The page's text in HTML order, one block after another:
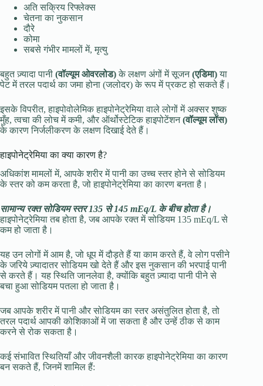
अति सक्रिय रिफ्लेक्स
चेतना का नुकसान
दौरे
कोमा
सबसे गंभीर मामलों में, मृत्यु
बहुत ज़्यादा पानी (वॉल्यूम ओवरलोड)के लक्षण अंगों में सूजन(एडिमा)या
पेट में तरल पदार्थ का जमा होना (जलोदर) के रूप में प्रकट हो सकते हैं।
इसके विपरीत, हाइपोवोलेमिक हाइपोनेट्रेमिया वाले लोगों में अक्सर शुष्क
मुँह, त्वचा की लोच में कमी, और ऑर्थोस्टेटिक हाइपोटेंशन(वॉल्यूम लॉस)
के कारण निर्जलीकरण के लक्षण दिखाई देते हैं।
हाइपोनेट्रेमिया का क्या कारण है?
अधिकांश मामलों में, आपके शरीर में पानी का उच्च स्तर होने से सोडियम
के स्तर को कम करता है, जो हाइपोनेट्रेमिया का कारण बनता है।
सामान्य रक्त सोडियम स्तर 135 से 145 mEq/L के बीच होता है।
हाइपोनेट्रेमिया तब होता है, जब आपके रक्त में सोडियम 135 mEq/L से
कम हो जाता है।
यह उन लोगों में आम है, जो धूप में दौड़ते हैं या काम करते हैं, वे लोग पसीने
के जरिये ज़्यादातर सोडियम खो देते हैं और इस नुकसान की भरपाई पानी
से करते हैं। यह स्थिति जानलेवा है, क्योंकि बहुत ज़्यादा पानी पीने से
बचा हुआ सोडियम पतला हो जाता है।
जब आपके शरीर में पानी और सोडियम का स्तर असंतुलित होता है, तो
तरल पदार्थ आपकी कोशिकाओं में जा सकता है और उन्हें ठीक से काम
करने से रोक सकता है।
कई संभावित स्थितियाँ और जीवनशैली कारक हाइपोनेट्रेमिया का कारण
बन सकते हैं, जिनमें शामिल हैं: